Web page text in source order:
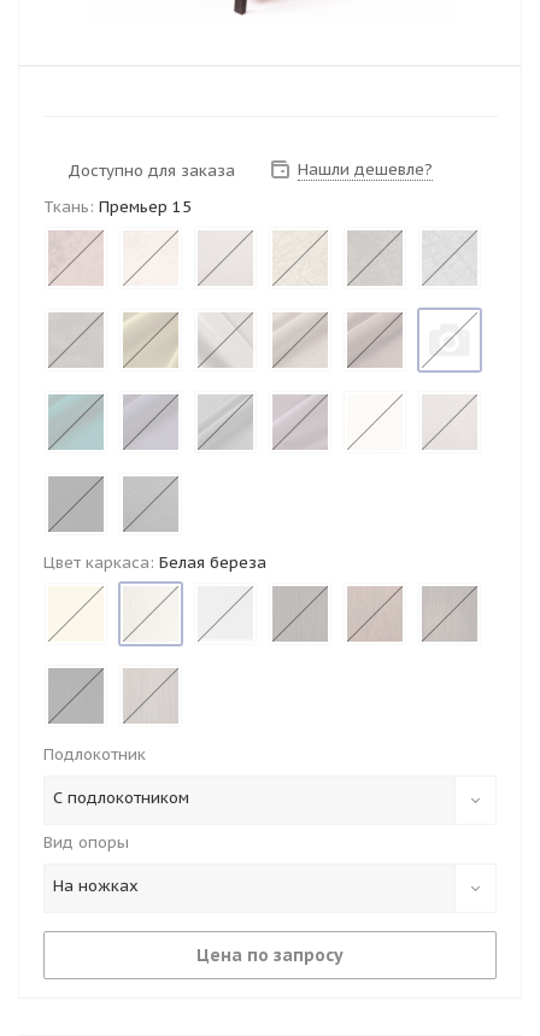
Доступно для заказа
Нашли дешевле?
Ткань: Премьер 15
Цвет каркаса: Белая береза
Подлокотник
С подлокотником
Вид опоры
На ножках
Цена по запросу